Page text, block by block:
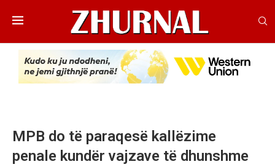
MPB do të paraqesë kallëzime
penale kundër vajzave të dhunshme